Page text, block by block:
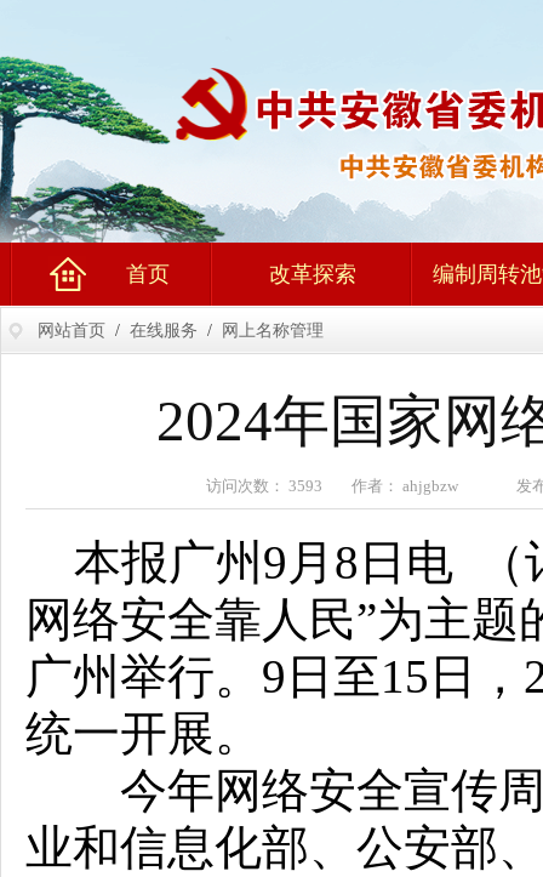
首页 改革探索 编制周转
网站首页 / 在线服务 / 网上名称管理
2024年国家网
访问次数： 3593 作者： ahjgbzw 发布
本报广州9月8日电 （
网络安全靠人民”为主
广州举行。9日至15日
统一开展。
今年网络安全宣传周
业和信息化部、公安部